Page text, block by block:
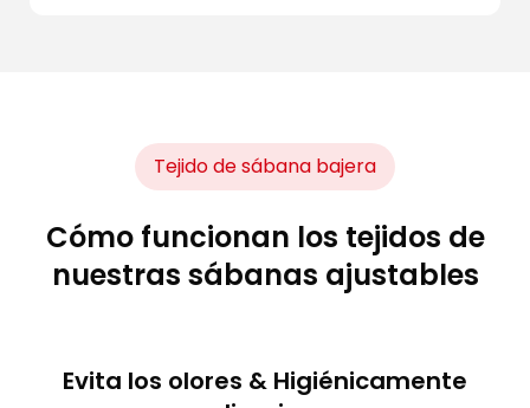
Tejido de sábana bajera
Cómo funcionan los tejidos de
nuestras sábanas ajustables
Evita los olores & Higiénicamente